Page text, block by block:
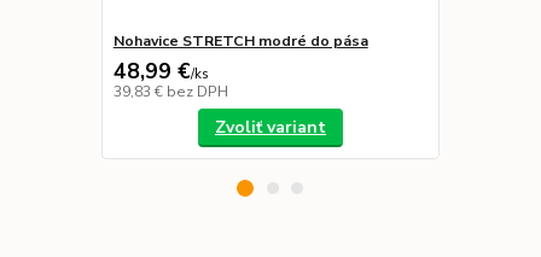
Nohavice STRETCH modré do pása
48,99 €/ks
39,83 € bez DPH
Zvoliť variant